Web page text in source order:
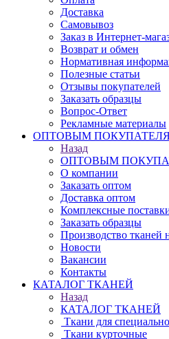
Доставка
Самовывоз
Заказ в Интернет-
Возврат и обмен
Нормативная
Полезные статьи
Отзывы покупателей
Заказать образцы
Вопрос-Ответ
Рекламные материалы
ОПТОВЫМ
Назад
ОПТОВЫМ
О компании
Заказать оптом
Доставка оптом
Комплексные
Заказать образцы
Производство тканей
Новости
Вакансии
Контакты
КАТАЛОГ ТКАНЕЙ
Назад
КАТАЛОГ ТКАНЕЙ
Ткани для
Ткани курточные